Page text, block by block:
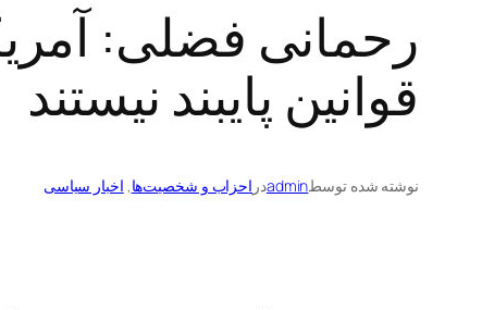
رحمانی فضلی:
قوانین پایبند نیستند
نوشته شده توسطadminدر احزاب و شخصیت‌ها, اخبار سیاسی